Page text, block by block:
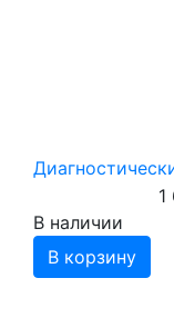
1
В наличии
В корзину